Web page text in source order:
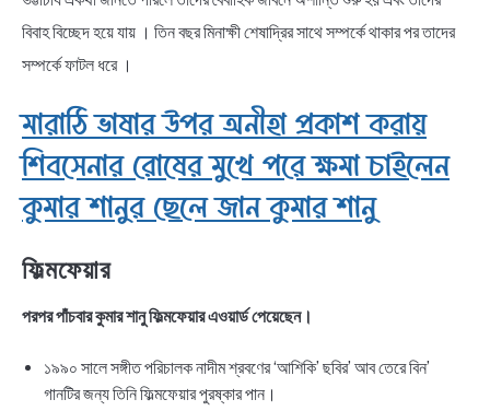
বিবাহ বিচ্ছেদ হয়ে যায় । তিন বছর মিনাক্ষী শেষাদ্রির সাথে সম্পর্কে থাকার পর তাদের
সম্পর্কে ফাটল ধরে ।
মারাঠি ভাষার উপর অনীহা প্রকাশ করায়
শিবসেনার রোষের মুখে পরে ক্ষমা চাইলেন
কুমার শানুর ছেলে জান কুমার শানু
ফিল্মফেয়ার
পরপর পাঁচবার কুমার শানু ফিল্মফেয়ার এওয়ার্ড পেয়েছেন।
১৯৯০ সালে সঙ্গীত পরিচালক নাদীম শ্রবণের ‘আশিকি’ ছবির’ আব তেরে বিন’
গানটির জন্য তিনি ফিল্মফেয়ার পুরষ্কার পান।